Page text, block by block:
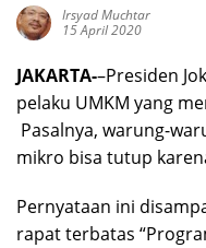
Irsyad Muchtar
15 April 2020
JAKARTA-–Presiden
pelaku UMKM yang
Pasalnya, warung-
mikro bisa tutup
Pernyataan ini
rapat terbatas